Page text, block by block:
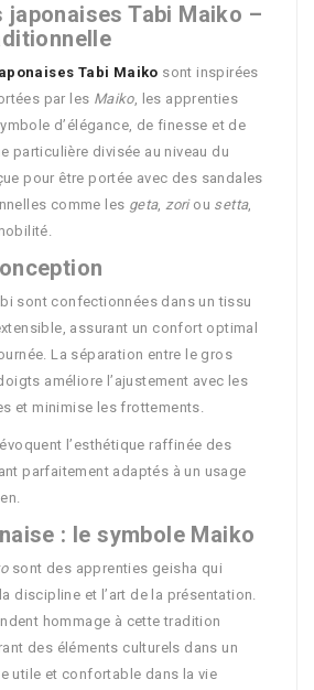
japonaises Tabi Maiko –
Tabi Maiko sont inspirées
par les Maiko, les apprenties
d’élégance, de finesse et de
particulière divisée au niveau du
pour être portée avec des sandales
comme les geta,zoriou setta,
sont confectionnées dans un tissu
assurant un confort optimal
La séparation entre le gros
améliore l’ajustement avec les
et minimise les frottements.
l’esthétique raffinée des
parfaitement adaptés à un usage
: le symbole Maiko
sont des apprenties geisha qui
discipline et l’art de la présentation.
hommage à cette tradition
des éléments culturels dans un
utile et confortable dans la vie